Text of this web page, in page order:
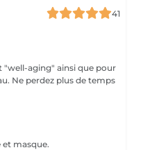
41
ainsi que pour
masque.